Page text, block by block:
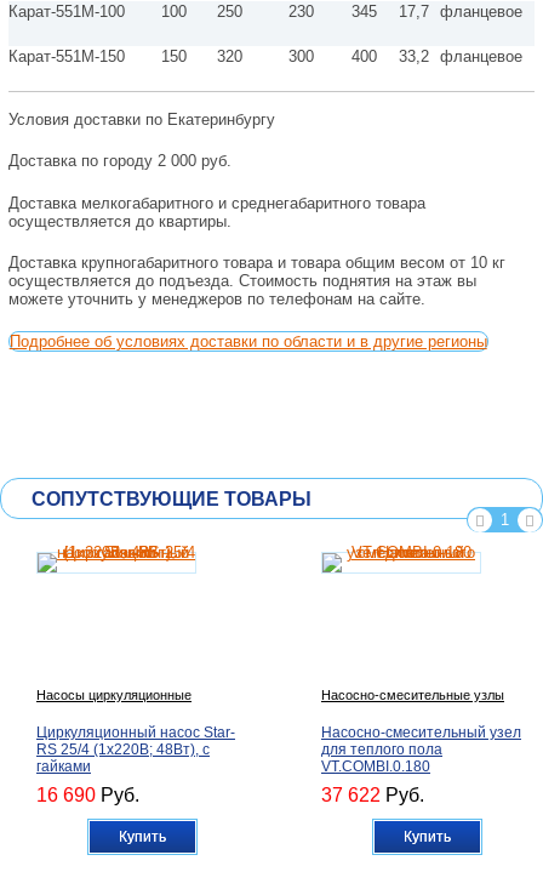
Карат-551М-100 100 250 230 345 17,7 фланцевое
Карат-551М-150 150 320 300 400 33,2 фланцевое
Условия доставки по Екатеринбургу
Доставка по городу 2 000 руб.
Доставка мелкогабаритного и среднегабаритного товара
осуществляется до квартиры.
Доставка крупногабаритного товара и товара общим весом от 10 кг
осуществляется до подъезда. Стоимость поднятия на этаж вы
можете уточнить у менеджеров по телефонам на сайте.
Подробнее об условиях доставки по области и в другие регионы
СОПУТСТВУЮЩИЕ ТОВАРЫ
1
Насосы циркуляционные
Циркуляционный насос Star-
RS 25/4 (1х220В; 48Вт), с
гайками
16 690 Руб.
Купить
Насосно-смесительные узлы
Насосно-смесительный узел
для теплого пола
VT.COMBI.0.180
37 622 Руб.
Купить